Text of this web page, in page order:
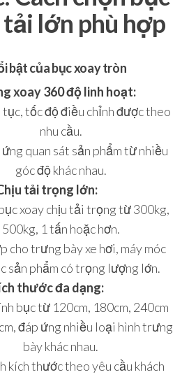
tải lớn phù hợp
bật của bục xoay tròn
xoay 360 độ linh hoạt:
tốc độ điều chỉnh được theo
nhu cầu.
quan sát sản phẩm từ nhiều
góc độ khác nhau.
tải trọng lớn:
xoay chịu tải trọng từ 300kg,
500kg, 1 tấn hoặc hơn.
cho trưng bày xe hơi, máy móc
sản phẩm có trọng lượng lớn.
thước đa dạng:
bục từ 120cm, 180cm, 240cm
đáp ứng nhiều loại hình trưng
bày khác nhau.
kích thước theo yêu cầu khách